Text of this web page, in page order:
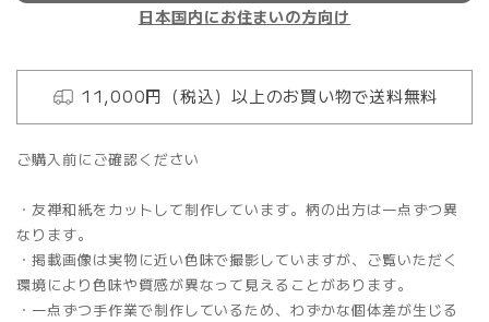
日本国内にお住まいの方向け
11,000円（税込）以上のお買い物で送料無料
ご購入前にご確認ください
・友禅和紙をカットして制作しています。柄の出方は一点ずつ異
なります。
・掲載画像は実物に近い色味で撮影していますが、ご覧いただく
環境により色味や質感が異なって見えることがあります。
・一点ずつ手作業で制作しているため、わずかな個体差が生じる